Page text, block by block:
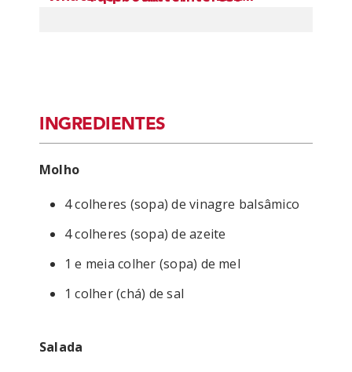
INGREDIENTES
Molho
4 colheres (sopa) de vinagre balsâmico
4 colheres (sopa) de azeite
1 e meia colher (sopa) de mel
1 colher (chá) de sal
Salada